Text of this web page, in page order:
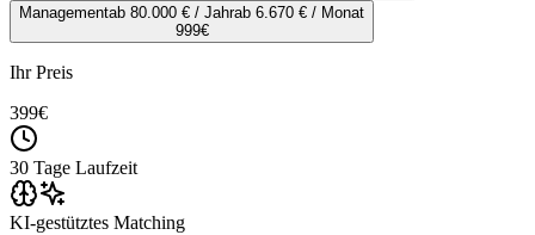
Managementab 80.000 € / Jahrab 6.670 € / Monat
999€
Ihr Preis
399€
30 Tage Laufzeit
KI-gestütztes Matching